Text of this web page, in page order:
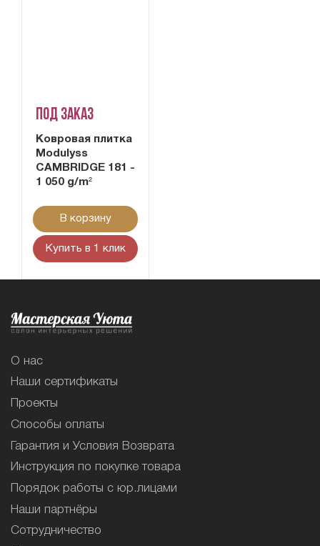
Под заказ
Ковровая плитка
Modulyss
CAMBRIDGE 181 -
1 050 g/m²
В корзину
Купить в 1 клик
О нас
Наши сертификаты
Проекты
Способы оплаты
Гарантия и Условия Возврата
Инструкция по покупке товара
Порядок работы с юр.лицами
Наши партнёры
Сотрудничество